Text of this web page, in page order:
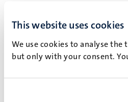
This website uses cookies
We use cookies to analyse
but only with your consent.